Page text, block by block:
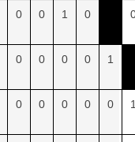
0 0 1 0
0 0 0 0 1
0 0 0 0 0